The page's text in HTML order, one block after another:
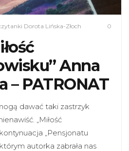
Dorota Lińska-Złoch 0
Anna
– PATRONAT
dawać taki zastrzyk
„Miłość
„Pensjonatu
autorka zabrała nas